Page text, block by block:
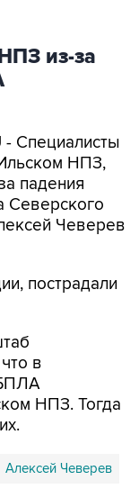
из-за
- Специалисты
НПЗ,
падения
Северского
Чеверев
пострадали
в
НПЗ. Тогда
Алексей Чеверев